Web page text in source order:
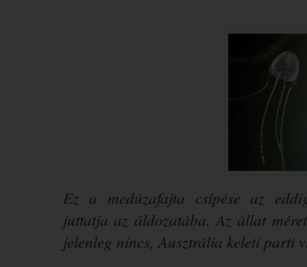
Ez a medúzafajta csípése az
juttatja az áldozatába. Az állat
jelenleg nincs, Ausztrália keleti parti